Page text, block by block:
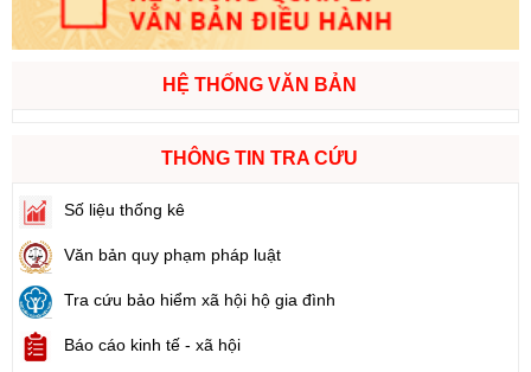
HỆ THỐNG VĂN BẢN
THÔNG TIN TRA CỨU
Số liệu thống kê
Văn bản quy phạm pháp luật
Tra cứu bảo hiểm xã hội hộ gia đình
Báo cáo kinh tế - xã hội